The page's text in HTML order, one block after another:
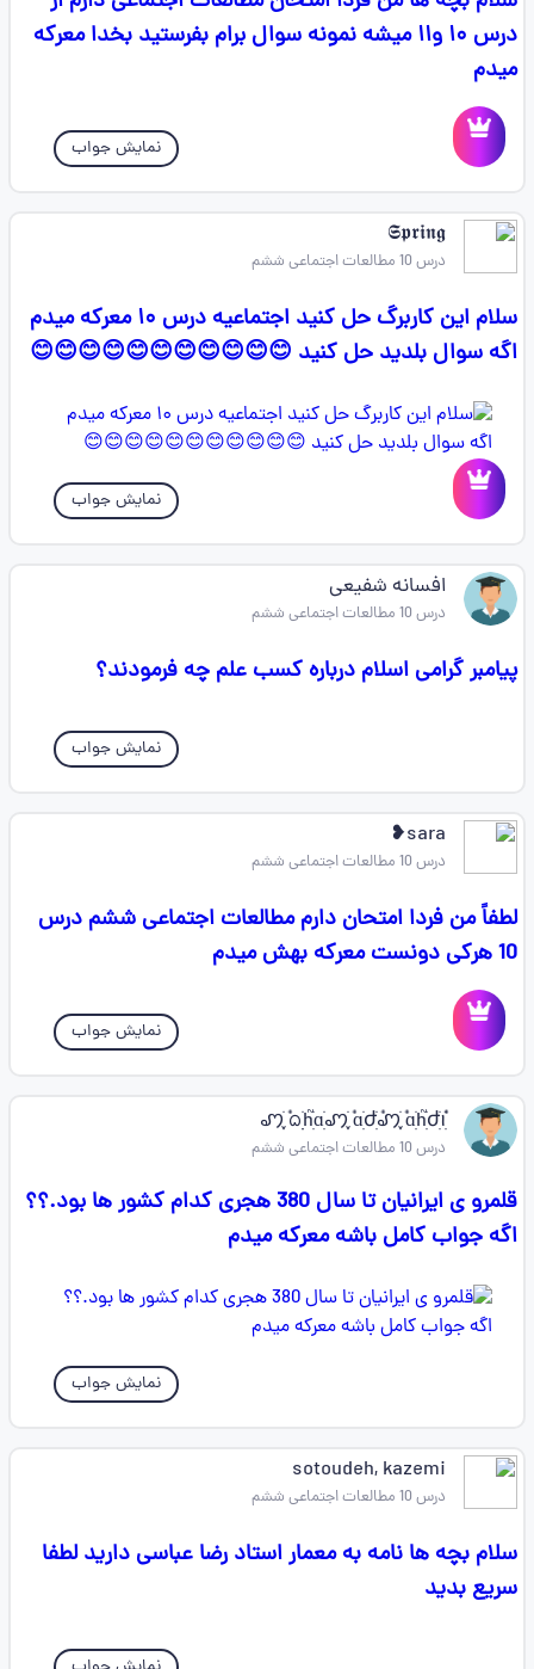
درس ۱۰ و۱۱ میشه نمونه سوال برام بفرستید بخدا معرکه
میدم
نمایش جواب
𝕾𝖕𝖗𝖎𝖓𝖌
درس 10 مطالعات اجتماعی ششم
سلام این کاربرگ حل کنید اجتماعیه درس ۱۰ معرکه میدم
اگه سوال بلدید حل کنید 😊😊😊😊😊😊😊😊😊😊😊
نمایش جواب
افسانه شفیعی
درس 10 مطالعات اجتماعی ششم
پیامبر گرامی اسلام درباره کسب علم چه فرمودند؟
نمایش جواب
sara❥
درس 10 مطالعات اجتماعی ششم
لطفاً من فردا امتحان دارم مطالعات اجتماعی ششم درس
10 هرکی دونست معرکه بهش میدم
نمایش جواب
ꩇׁׅ֪݊ ᨵׁׅׅhׁׅ֮ɑׁׅꩇׁׅ֪݊ ɑׁׅժׁׅ݊ꩇׁׅ֪݊ ɑׁׅhׁׅ֮ժׁׅ݊ꪱׁׅ
درس 10 مطالعات اجتماعی ششم
قلمرو ی ایرانیان تا سال 380 هجری کدام کشور ها بود.؟؟
اگه جواب کامل باشه معرکه میدم
نمایش جواب
sotoudeh, kazemi
درس 10 مطالعات اجتماعی ششم
سلام بچه ها نامه به معمار استاد رضا عباسی دارید لطفا
سریع بدید